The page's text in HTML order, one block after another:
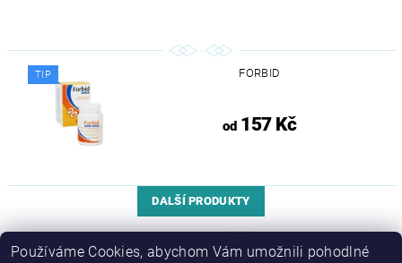
TIP FORBID
od157 Kč
DALŠÍ PRODUKTY
1 2 3 12
Používáme Cookies, abychom Vám umožnili pohodlné